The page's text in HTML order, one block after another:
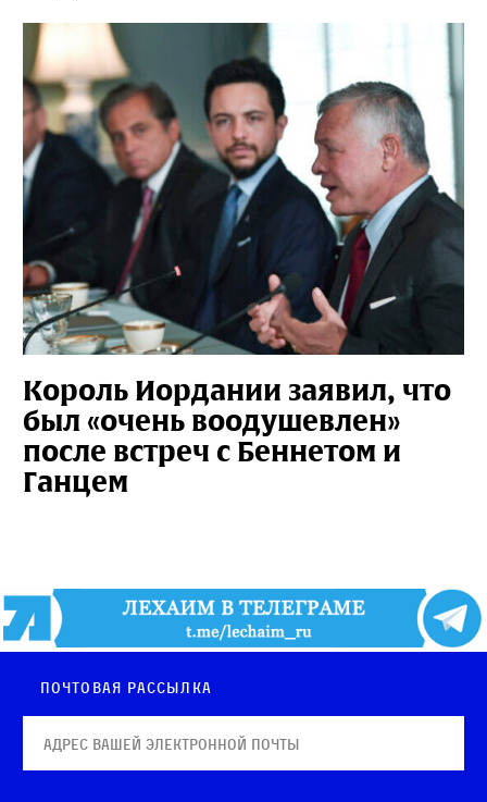
Король Иордании заявил, что
был «очень воодушевлен»
после встреч с Беннетом и
Ганцем
Почтовая рассылка